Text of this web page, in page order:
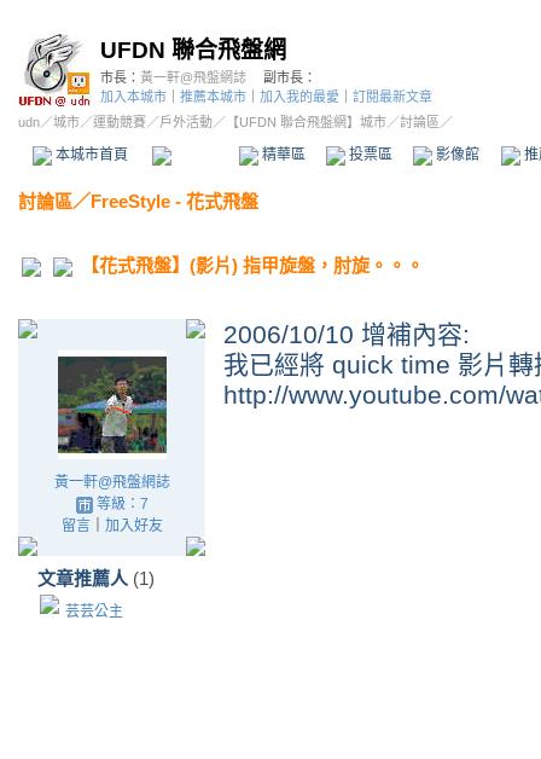
UFDN 聯合飛盤網
市長： 黃一軒@飛盤網誌
副市長：
加入本城市
推薦本城市 加入我的最愛
訂閱最新文章
udn／城市／運動競賽／戶外活動／ 【UFDN 聯合飛盤網】城市／討論區／
本城市首頁 精華區 投票區 影像館
討論區／FreeStyle - 花式飛盤
【花式飛盤】(影片) 指甲旋盤，肘旋。。。
黃一軒@飛盤網誌
等級：7
留言｜ 加入好友
文章推薦人 (1)
芸芸公主
2006/10/10 增補內容:
我已經將 quick time 影片
http://www.youtube.com/